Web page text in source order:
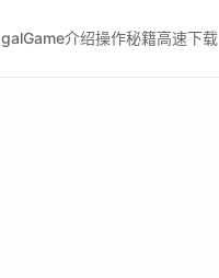
galGame介绍操作秘籍高速下载